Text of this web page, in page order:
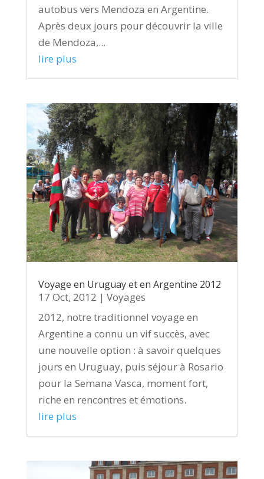
autobus vers Mendoza en Argentine.
Après deux jours pour découvrir la ville
de Mendoza,...
lire plus
Voyage en Uruguay et en Argentine 2012
17 Oct, 2012 | Voyages
2012, notre traditionnel voyage en
Argentine a connu un vif succès, avec
une nouvelle option : à savoir quelques
jours en Uruguay, puis séjour à Rosario
pour la Semana Vasca, moment fort,
riche en rencontres et émotions.
lire plus